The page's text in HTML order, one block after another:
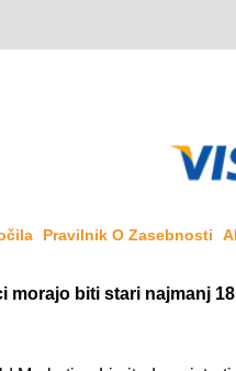
Pravilnik O Zasebnosti
morajo biti stari najmanj